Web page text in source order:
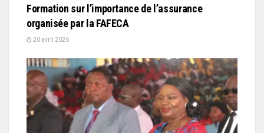
Formation sur l’importance de l’assurance
organisée par la FAFECA
20 avril 2026